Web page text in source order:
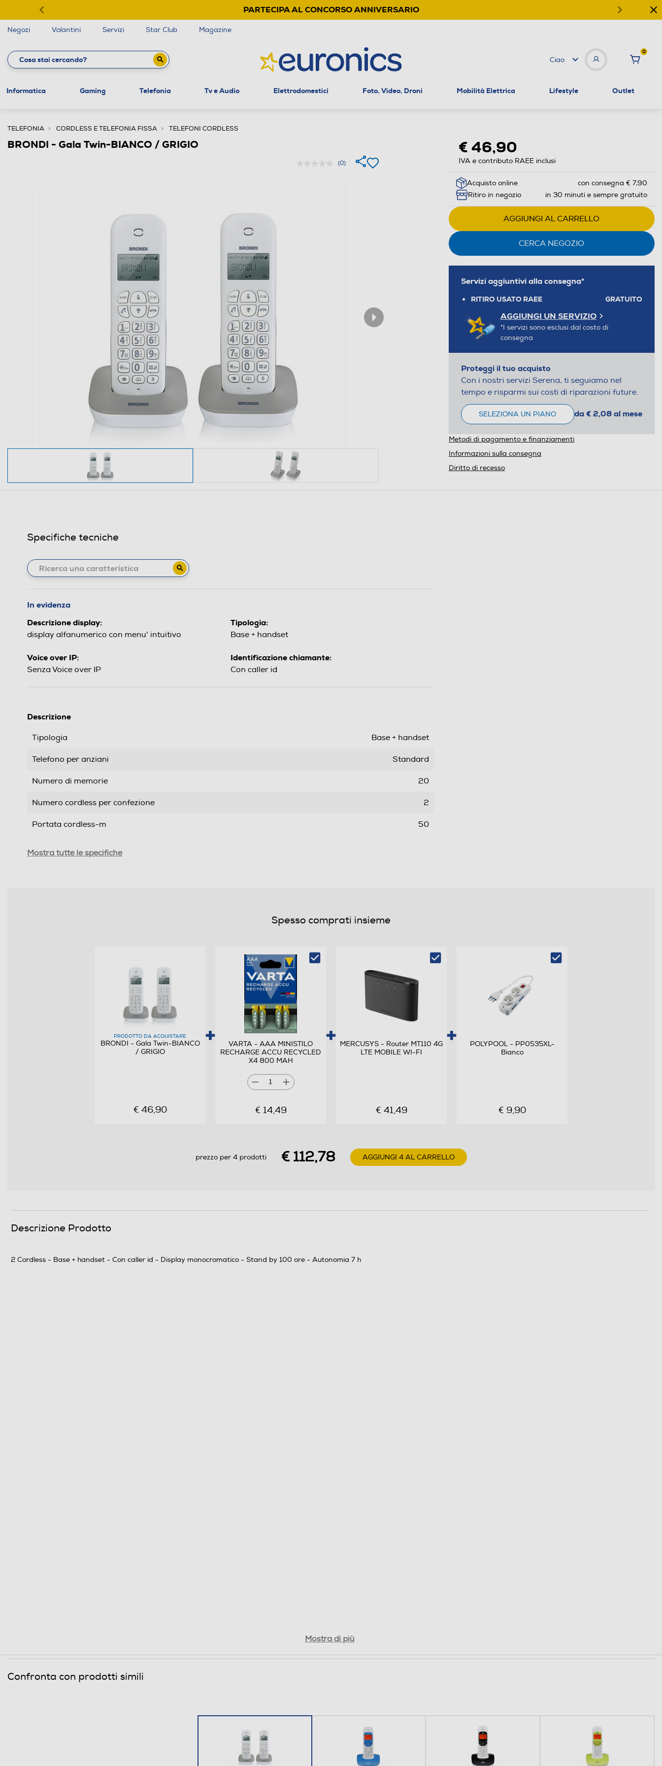
PARTECIPA AL CONCORSO ANNIVERSARIO
Negozi Volantini Servizi Star Club Magazine
Ciao
0
Informatica Gaming Telefonia Tv e Audio Elettrodomestici Foto, Video, Droni Mobilità Elettrica Lifestyle Outlet
TELEFONIA CORDLESS E TELEFONIA FISSA TELEFONI CORDLESS
BRONDI - Gala Twin-BIANCO / GRIGIO
(0)
€ 46,90
IVA e contributo RAEE inclusi
Acquisto online
con consegna € 7,90
Ritiro in negozio
in 30 minuti e sempre gratuito
AGGIUNGI AL CARRELLO
CERCA NEGOZIO
Servizi aggiuntivi alla consegna*
RITIRO USATO RAEE GRATUITO
AGGIUNGI UN SERVIZIO
*I servizi sono esclusi dal costo di
consegna
Proteggi il tuo acquisto
Con i nostri servizi Serena, ti seguiamo nel
tempo e risparmi sui costi di riparazioni future.
SELEZIONA UN PIANO da € 2,08 al mese
Metodi di pagamento e finanziamenti
Informazioni sulla consegna
Diritto di recesso
Specifiche tecniche
In evidenza
Descrizione display:
display alfanumerico con menu' intuitivo
Tipologia:
Base + handset
Voice over IP:
Senza Voice over IP
Identificazione chiamante:
Con caller id
Descrizione
Tipologia Base + handset
Telefono per anziani Standard
Numero di memorie 20
Numero cordless per confezione 2
Portata cordless-m 50
display alfanumerico con menu' intuitivo
Segreteria telefonica
Numero toni suoneria
Suonerie polifoniche
Mostra tutte le specifiche
Spesso comprati insieme
PRODOTTO DA ACQUISTARE
BRONDI - Gala Twin-BIANCO
/ GRIGIO
€ 46,90
VARTA - AAA MINISTILO
RECHARGE ACCU RECYCLED
X4 800 MAH
1
€ 14,49
MERCUSYS - Router MT110 4G
LTE MOBILE WI-FI
€ 41,49
POLYPOOL - PP0535XL-
Bianco
€ 9,90
prezzo per 4 prodotti € 112,78 AGGIUNGI 4 AL CARRELLO
Descrizione Prodotto
2 Cordless - Base + handset - Con caller id - Display monocromatico - Stand by 100 ore - Autonomia 7 h
Mostra di più
Confronta con prodotti simili